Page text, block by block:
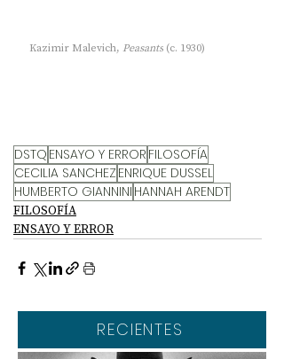
Kazimir Malevich, Peasants (c. 1930)
DSTQ ENSAYO Y ERROR FILOSOFÍA
CECILIA SANCHEZ ENRIQUE DUSSEL
HUMBERTO GIANNINI HANNAH ARENDT
FILOSOFÍA
ENSAYO Y ERROR
RECIENTES